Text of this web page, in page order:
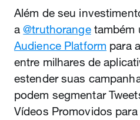
Além de seu
a@truthorangetambém
Audience Platform para
entre milhares de
estender suas
podem segmentar
Vídeos Promovidos